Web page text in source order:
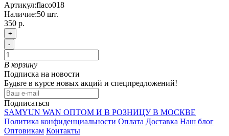
Артикул:flaco018
Наличие:50 шт.
350 р.
+
-
В корзину
Подписка на новости
Будьте в курсе новых акций и спецпредложений!
Подписаться
SAMYUN WAN ОПТОМ И В РОЗНИЦУ В МОСКВЕ
Политика конфиденциальности Оплата Доставка Наш блог
Оптовикам Контакты